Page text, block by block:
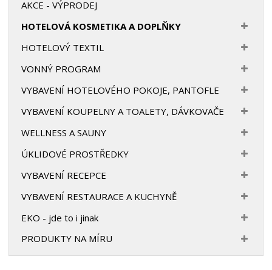
AKCE - VÝPRODEJ
HOTELOVÁ KOSMETIKA A DOPLŇKY
HOTELOVÝ TEXTIL
VONNÝ PROGRAM
VYBAVENÍ HOTELOVÉHO POKOJE, PANTOFLE
VYBAVENÍ KOUPELNY A TOALETY, DÁVKOVAČE
WELLNESS A SAUNY
ÚKLIDOVÉ PROSTŘEDKY
VYBAVENÍ RECEPCE
VYBAVENÍ RESTAURACE A KUCHYNĚ
EKO - jde to i jinak
PRODUKTY NA MÍRU